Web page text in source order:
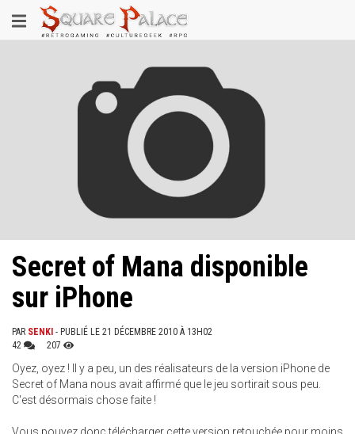
au
contenu
Toggle
navigation
Secret of Mana disponible
sur iPhone
PAR SENKI - PUBLIÉ LE 21 DÉCEMBRE 2010 À 13H02
42
207
Oyez, oyez ! Il y a peu, un des réalisateurs de la version iPhone de
Secret of Mana nous avait affirmé que le jeu sortirait sous peu.
C'est désormais chose faite !